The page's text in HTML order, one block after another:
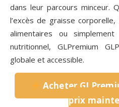
dans leur parcours minceur.
l’excès de graisse
alimentaires ou
nutritionnel, GLPremium
globale et accessible.
Acheter
prix